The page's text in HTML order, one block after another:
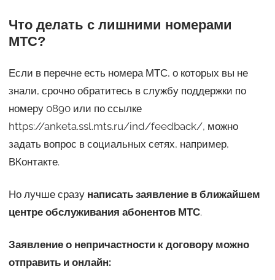
Что делать с лишними номерами
МТС?
Если в перечне есть номера МТС, о которых вы не
знали, срочно обратитесь в службу поддержки по
номеру 0890 или по ссылке
https://anketa.ssl.mts.ru/ind/feedback/, можно
задать вопрос в социальных сетях, например,
ВКонтакте.
Но лучше сразу написать заявление в ближайшем
центре обслуживания абонентов МТС.
Заявление о непричастности к договору можно
отправить и онлайн: